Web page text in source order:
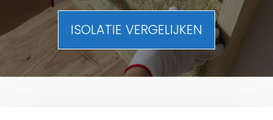
ISOLATIE VERGELIJKEN